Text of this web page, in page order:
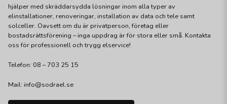
hjälper med skräddarsydda lösningar inom alla typer av
elinstallationer, renoveringar, installation av data och tele samt
solceller. Oavsett om du är privatperson, företag eller
bostadsrättsförening – inga uppdrag är för stora eller små. Kontakta
oss för professionell och trygg elservice!
Telefon: 08 – 703 25 15
Mail: info@sodrael.se